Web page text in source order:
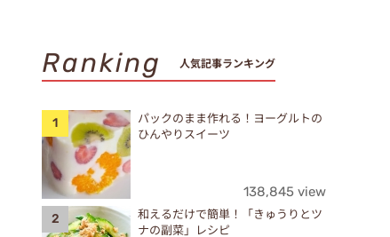
Ranking 人気記事ランキング
パックのまま作れる！ヨーグルトの
ひんやりスイーツ
138,845 view
和えるだけで簡単！「きゅうりとツ
ナの副菜」レシピ